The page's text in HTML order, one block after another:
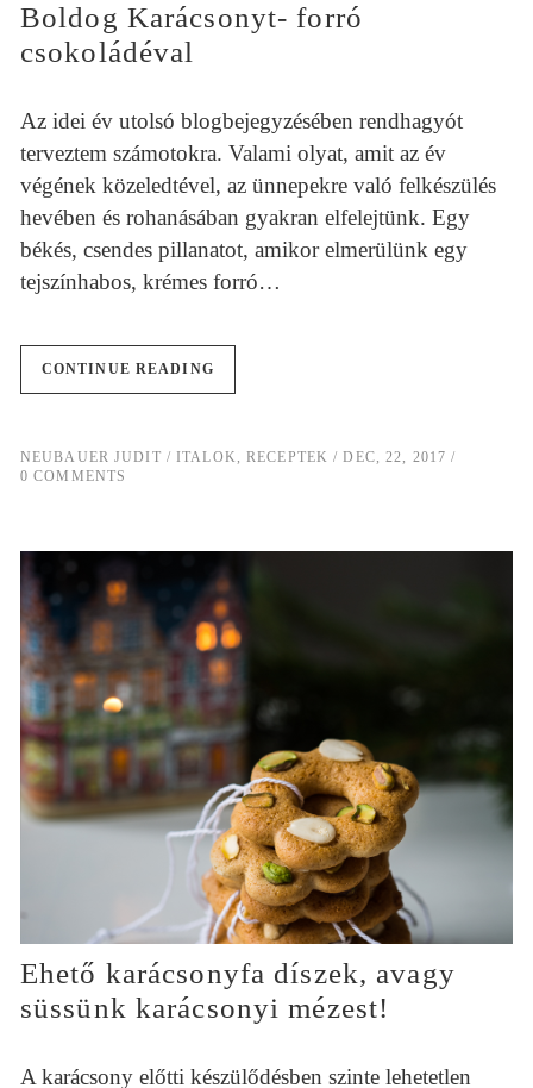
Boldog Karácsonyt- forró
csokoládéval
Az idei év utolsó blogbejegyzésében rendhagyót
terveztem számotokra. Valami olyat, amit az év
végének közeledtével, az ünnepekre való felkészülés
hevében és rohanásában gyakran elfelejtünk. Egy
békés, csendes pillanatot, amikor elmerülünk egy
tejszínhabos, krémes forró…
CONTINUE READING
NEUBAUER JUDIT ITALOK RECEPTEK
DEC, 22, 2017
0 COMMENTS
Ehető karácsonyfa díszek, avagy
süssünk karácsonyi mézest!
A karácsony előtti készülődésben szinte lehetetlen